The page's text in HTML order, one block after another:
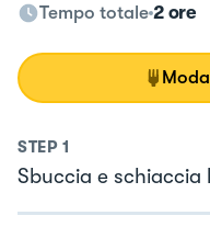
Tempo totale 2 ore
STEP 1
Sbuccia e schiaccia